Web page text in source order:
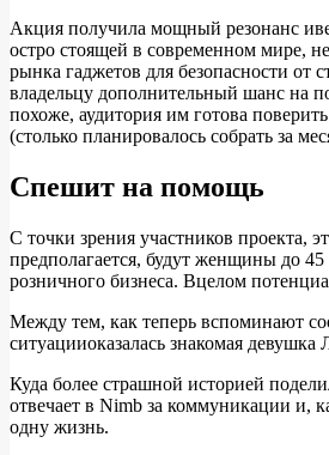
Акция получила мощный резонанс
остро стоящей в современном мире,
рынка гаджетов для безопасности
владельцу дополнительный шанс на
похоже, аудитория им готова
(столько планировалось собрать за
Спешит на помощь
С точки зрения участников проекта,
предполагается, будут женщины до
розничного бизнеса. Вцелом
Между тем, как теперь вспоминают
ситуацииоказалась знакомая
Куда более страшной историей
отвечает в Nimb за коммуникации и,
одну жизнь.